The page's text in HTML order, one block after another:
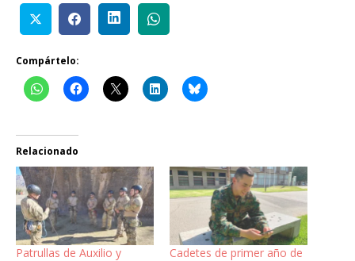
Compártelo:
Relacionado
Patrullas de Auxilio y Cadetes de primer año de